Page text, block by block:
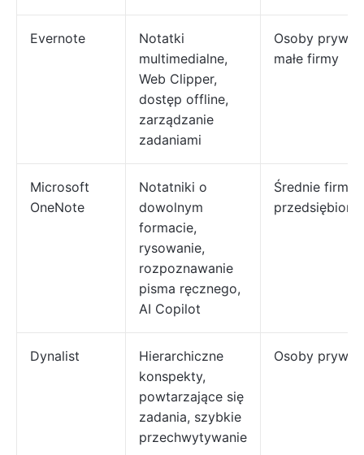
Evernote
Notatki
multimedialne,
Web Clipper,
dostęp offline,
zarządzanie
zadaniami
Osoby
małe firmy
Microsoft
OneNote
Notatniki o
dowolnym
formacie,
rysowanie,
rozpoznawanie
pisma ręcznego,
AI Copilot
Średnie firmy,
Dynalist
Hierarchiczne
konspekty,
powtarzające się
zadania, szybkie
przechwytywanie
Osoby